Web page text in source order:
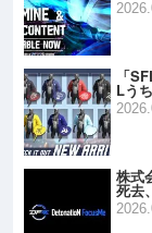
「
Lう
株式
死去